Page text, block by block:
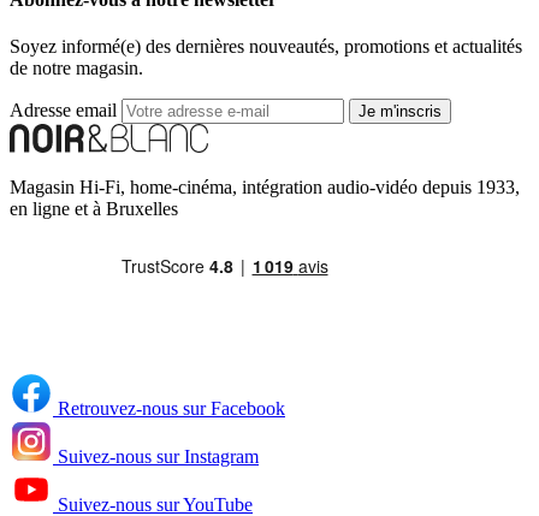
Soyez informé(e) des dernières nouveautés, promotions et actualités
de notre magasin.
Adresse email Je m'inscris
Magasin Hi-Fi, home-cinéma, intégration audio-vidéo depuis 1933,
en ligne et à Bruxelles
Retrouvez-nous sur Facebook
Suivez-nous sur Instagram
Suivez-nous sur YouTube